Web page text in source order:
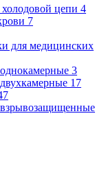
цепи 4
7
для медицинских
3
17